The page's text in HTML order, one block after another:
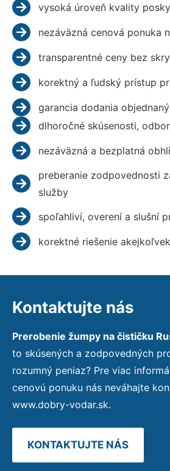
vysoká úroveň kvality
nezáväzná cenová ponuka
transparentné ceny bez
korektný a ľudský prístup
garancia dodania
dlhoročné skúsenosti,
nezáväzná a bezplatná
preberanie zodpovednosti
služby
spoľahliví, overení a slušní
korektné riešenie
Kontaktujte nás
Prerobenie žumpy na čističku
to skúsených a zodpovedných
rozumný peniaz? Pre viac
cenovú ponuku nás neváhajte
www.dobry-vodar.sk.
KONTAKTUJTE NÁS